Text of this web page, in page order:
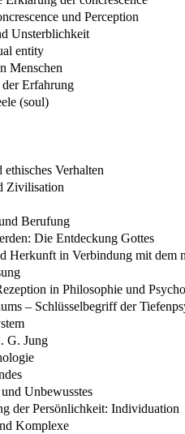
und Perception
Unsterblichkeit
entity
Menschen
Erfahrung
(soul)
Verhalten
Zivilisation
Berufung
Die Entdeckung Gottes
Herkunft in Verbindung mit dem
in Philosophie und
– Schlüsselbegriff der
G. Jung
Unbewusstes
der Persönlichkeit: Individuation
Komplexe